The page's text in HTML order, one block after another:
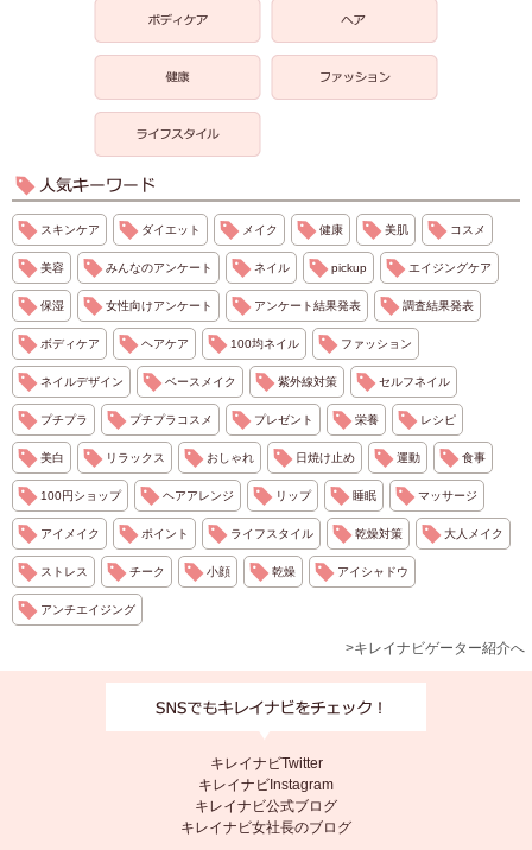
スキンケア ダイエット メイク 健康 美肌 コスメ
美容 みんなのアンケート ネイル pickup エイジングケア
保湿 女性向けアンケート アンケート結果発表 調査結果発表
ボディケア ヘアケア 100均ネイル ファッション
ネイルデザイン ベースメイク 紫外線対策 セルフネイル
プチプラ プチプラコスメ プレゼント 栄養 レシピ
美白 リラックス おしゃれ 日焼け止め 運動 食事
100円ショップ ヘアアレンジ リップ 睡眠 マッサージ
アイメイク ポイント ライフスタイル 乾燥対策 大人メイク
ストレス チーク 小顔 乾燥 アイシャドウ
アンチエイジング
>キレイナビゲーター紹介へ
キレイナビTwitter
キレイナビInstagram
キレイナビ公式ブログ
キレイナビ女社長のブログ